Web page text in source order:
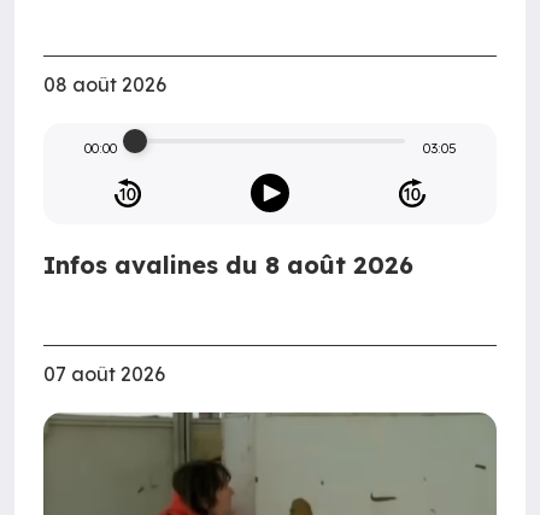
08 août 2026
00:00 03:05
Infos avalines du 8 août 2026
07 août 2026